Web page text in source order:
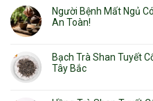
Người Bệnh Mất Ngủ
An Toàn!
Bạch Trà Shan Tuyết
Tây Bắc